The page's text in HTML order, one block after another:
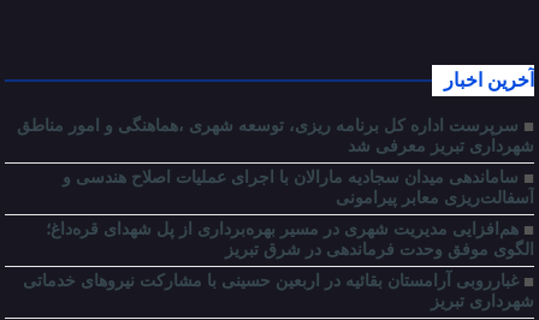
آخرین اخبار
سرپرست اداره کل برنامه ریزی، توسعه شهری ،هماهنگی و امور مناطق
شهرداری تبریز معرفی شد
ساماندهی میدان سجادیه مارالان با اجرای عملیات اصلاح هندسی و
آسفالت‌ریزی معابر پیرامونی
هم‌افزایی مدیریت شهری در مسیر بهره‌برداری از پل شهدای قره‌داغ؛
الگوی موفق وحدت فرماندهی در شرق تبریز
غبارروبی آرامستان بقائیه در اربعین حسینی با مشارکت نیروهای خدماتی
شهرداری تبریز